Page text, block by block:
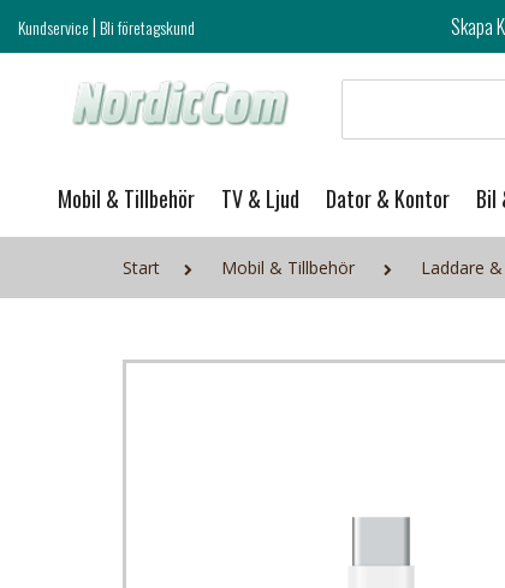
Kundservice|Bli företagskund Skapa Kundklubb login och ta
Mobil & Tillbehör TV & Ljud Dator & Kontor Bil
Start Mobil & Tillbehör Laddare